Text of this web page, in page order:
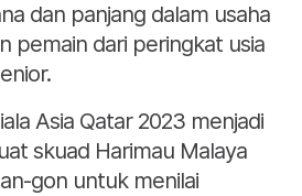
dan panjang dalam usaha
pemain dari peringkat usia
Asia Qatar 2023 menjadi
skuad Harimau Malaya
gon untuk menilai